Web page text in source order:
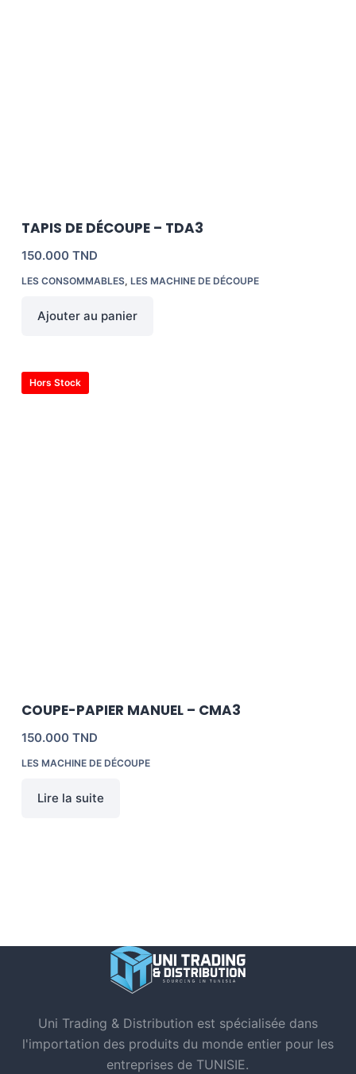
TAPIS DE DÉCOUPE – TDA3
150.000 TND
LES CONSOMMABLES, LES MACHINE DE DÉCOUPE
Ajouter au panier
Hors Stock
COUPE-PAPIER MANUEL – CMA3
150.000 TND
LES MACHINE DE DÉCOUPE
Lire la suite
Uni Trading & Distribution est spécialisée dans
l'importation des produits du monde entier pour les
entreprises de TUNISIE.